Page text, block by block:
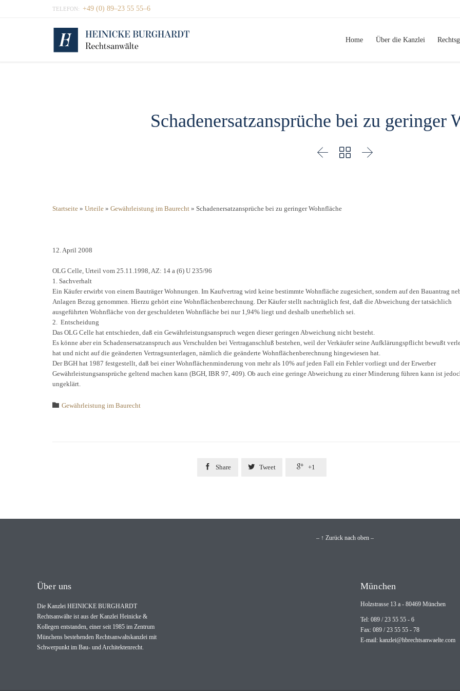
TELEFON: +49 (0) 89–23 55 55–6
Home Über die Kanzlei
Schadenersatzansprüche bei zu geringer
  
Startseite » Urteile » Gewährleistung im Baurecht » Schadenersatzansprüche bei zu geringer Wohnfläche
12. April 2008
OLG Celle, Urteil vom 25.11.1998, AZ: 14 a (6) U 235/96
1. Sachverhalt
Ein Käufer erwirbt von einem Bauträger Wohnungen. Im Kaufvertrag wird keine bestimmte Wohnfläche zugesichert, sondern auf den Bauantrag
Anlagen Bezug genommen. Hierzu gehört eine Wohnflächenberechnung. Der Käufer stellt nachträglich fest, daß die Abweichung der tatsächlich
ausgeführten Wohnfläche von der geschuldeten Wohnfläche bei nur 1,94% liegt und deshalb unerheblich sei.
2. Entscheidung
Das OLG Celle hat entschieden, daß ein Gewährleistungsanspruch wegen dieser geringen Abweichung nicht besteht.
Es könne aber ein Schadensersatzanspruch aus Verschulden bei Vertraganschluß bestehen, weil der Verkäufer seine Aufklärungspflicht bewußt
hat und nicht auf die geänderten Vertragsunterlagen, nämlich die geänderte Wohnflächenberechnung hingewiesen hat.
Der BGH hat 1987 festgestellt, daß bei einer Wohnflächenminderung von mehr als 10% auf jeden Fall ein Fehler vorliegt und der Erwerber
Gewährleistungsansprüche geltend machen kann (BGH, IBR 97, 409). Ob auch eine geringe Abweichung zu einer Minderung führen kann ist
ungeklärt.
 Category
Gewährleistung im Baurecht
 Share  Tweet  +1
– ↑ Zurück nach oben –
Über uns
Die Kanzlei HEINICKE BURGHARDT
Rechtsanwälte ist aus der Kanzlei Heinicke &
Kollegen entstanden, einer seit 1985 im Zentrum
Münchens bestehenden Rechtsanwaltskanzlei mit
Schwerpunkt im Bau- und Architektenrecht.
München
Holzstrasse 13 a - 80469 München
Tel: 089 / 23 55 55 - 6
Fax: 089 / 23 55 55 - 78
E-mail: kanzlei@hbrechtsanwaelte.com